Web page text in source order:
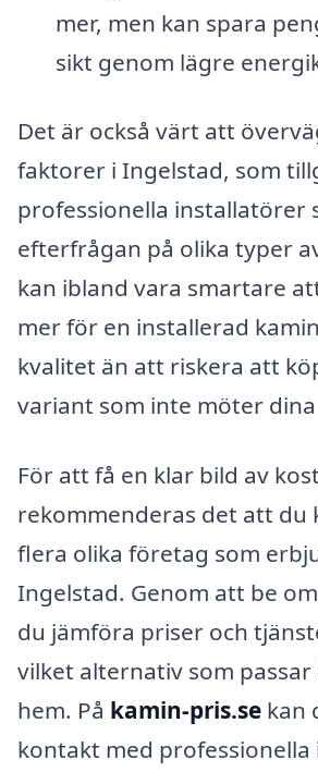
mer, men kan spara
sikt genom lägre
Det är också värt att
faktorer i Ingelstad, som
professionella installatörer
efterfrågan på olika typer
kan ibland vara smartare
mer för en installerad
kvalitet än att riskera att
variant som inte möter
För att få en klar bild av
rekommenderas det att du
flera olika företag som
Ingelstad. Genom att be
du jämföra priser och
vilket alternativ som
hem. På kamin-pris.se kan
kontakt med